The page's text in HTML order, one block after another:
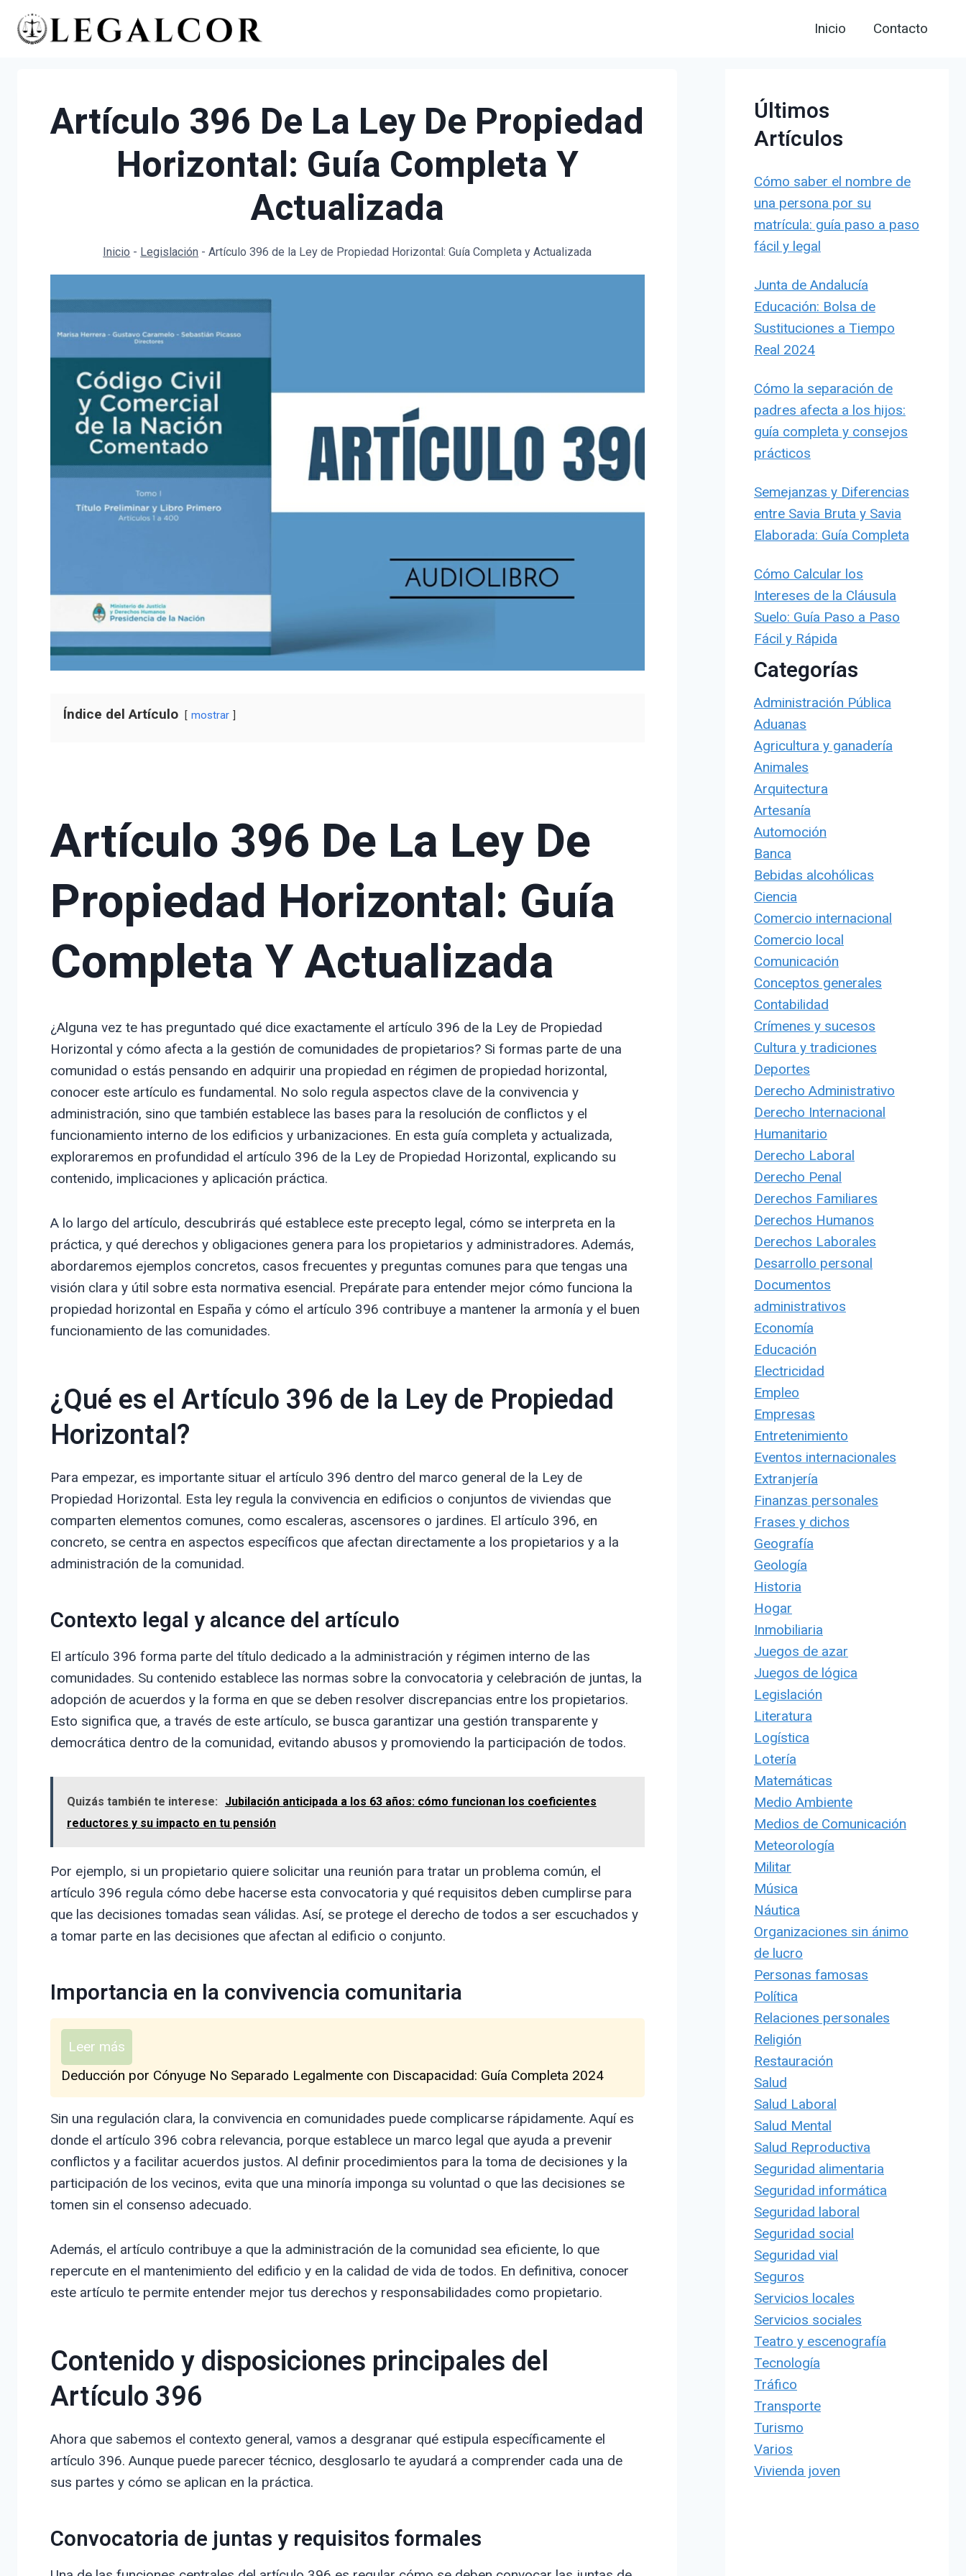
Saltar
Inicio Contacto
Artículo 396 De La Ley De Propiedad
Horizontal: Guía Completa Y
Actualizada
Inicio - Legislación -Artículo 396 de la Ley de Propiedad Horizontal: Guía Completa y Actualizada
Índice del Artículo mostrar
Artículo 396 De La Ley De
Propiedad Horizontal: Guía
Completa Y Actualizada
¿Alguna vez te has preguntado qué dice exactamente el artículo 396 de la Ley de Propiedad
Horizontal y cómo afecta a la gestión de comunidades de propietarios? Si formas parte de una
comunidad o estás pensando en adquirir una propiedad en régimen de propiedad horizontal,
conocer este artículo es fundamental. No solo regula aspectos clave de la convivencia y
administración, sino que también establece las bases para la resolución de conflictos y el
funcionamiento interno de los edificios y urbanizaciones. En esta guía completa y actualizada,
exploraremos en profundidad el artículo 396 de la Ley de Propiedad Horizontal, explicando su
contenido, implicaciones y aplicación práctica.
A lo largo del artículo, descubrirás qué establece este precepto legal, cómo se interpreta en la
práctica, y qué derechos y obligaciones genera para los propietarios y administradores. Además,
abordaremos ejemplos concretos, casos frecuentes y preguntas comunes para que tengas una
visión clara y útil sobre esta normativa esencial. Prepárate para entender mejor cómo funciona la
propiedad horizontal en España y cómo el artículo 396 contribuye a mantener la armonía y el buen
funcionamiento de las comunidades.
¿Qué es el Artículo 396 de la Ley de Propiedad
Horizontal?
Para empezar, es importante situar el artículo 396 dentro del marco general de la Ley de
Propiedad Horizontal. Esta ley regula la convivencia en edificios o conjuntos de viviendas que
comparten elementos comunes, como escaleras, ascensores o jardines. El artículo 396, en
concreto, se centra en aspectos específicos que afectan directamente a los propietarios y a la
administración de la comunidad.
Contexto legal y alcance del artículo
El artículo 396 forma parte del título dedicado a la administración y régimen interno de las
comunidades. Su contenido establece las normas sobre la convocatoria y celebración de juntas, la
adopción de acuerdos y la forma en que se deben resolver discrepancias entre los propietarios.
Esto significa que, a través de este artículo, se busca garantizar una gestión transparente y
democrática dentro de la comunidad, evitando abusos y promoviendo la participación de todos.
Quizás también te interese:
Jubilación anticipada a los 63 años: cómo funcionan los coeficientes
reductores y su impacto en tu pensión
Por ejemplo, si un propietario quiere solicitar una reunión para tratar un problema común, el
artículo 396 regula cómo debe hacerse esta convocatoria y qué requisitos deben cumplirse para
que las decisiones tomadas sean válidas. Así, se protege el derecho de todos a ser escuchados y
a tomar parte en las decisiones que afectan al edificio o conjunto.
Importancia en la convivencia comunitaria
Leer más
Deducción por Cónyuge No Separado Legalmente con Discapacidad: Guía Completa 2024
Sin una regulación clara, la convivencia en comunidades puede complicarse rápidamente. Aquí es
donde el artículo 396 cobra relevancia, porque establece un marco legal que ayuda a prevenir
conflictos y a facilitar acuerdos justos. Al definir procedimientos para la toma de decisiones y la
participación de los vecinos, evita que una minoría imponga su voluntad o que las decisiones se
tomen sin el consenso adecuado.
Además, el artículo contribuye a que la administración de la comunidad sea eficiente, lo que
repercute en el mantenimiento del edificio y en la calidad de vida de todos. En definitiva, conocer
este artículo te permite entender mejor tus derechos y responsabilidades como propietario.
Contenido y disposiciones principales del
Artículo 396
Ahora que sabemos el contexto general, vamos a desgranar qué estipula específicamente el
artículo 396. Aunque puede parecer técnico, desglosarlo te ayudará a comprender cada una de
sus partes y cómo se aplican en la práctica.
Convocatoria de juntas y requisitos formales
Últimos
Artículos
Cómo saber el nombre de
una persona por su
matrícula: guía paso a paso
fácil y legal
Junta de Andalucía
Educación: Bolsa de
Sustituciones a Tiempo
Real 2024
Cómo la separación de
padres afecta a los hijos:
guía completa y consejos
prácticos
Semejanzas y Diferencias
entre Savia Bruta y Savia
Elaborada: Guía Completa
Cómo Calcular los
Intereses de la Cláusula
Suelo: Guía Paso a Paso
Fácil y Rápida
Categorías
Administración Pública
Aduanas
Agricultura y ganadería
Animales
Arquitectura
Artesanía
Automoción
Banca
Bebidas alcohólicas
Ciencia
Comercio internacional
Comercio local
Comunicación
Conceptos generales
Contabilidad
Crímenes y sucesos
Cultura y tradiciones
Deportes
Derecho Administrativo
Derecho Internacional
Humanitario
Derecho Laboral
Derecho Penal
Derechos Familiares
Derechos Humanos
Derechos Laborales
Desarrollo personal
Documentos
administrativos
Economía
Educación
Electricidad
Empleo
Empresas
Entretenimiento
Eventos internacionales
Extranjería
Finanzas personales
Frases y dichos
Geografía
Geología
Historia
Hogar
Inmobiliaria
Juegos de azar
Juegos de lógica
Legislación
Literatura
Logística
Lotería
Matemáticas
Medio Ambiente
Medios de Comunicación
Meteorología
Militar
Música
Náutica
Organizaciones sin ánimo
de lucro
Personas famosas
Política
Relaciones personales
Religión
Restauración
Salud
Salud Laboral
Salud Mental
Salud Reproductiva
Seguridad alimentaria
Seguridad informática
Seguridad laboral
Seguridad social
Seguridad vial
Seguros
Servicios locales
Servicios sociales
Teatro y escenografía
Tecnología
Tráfico
Transporte
Turismo
Varios
Vivienda joven